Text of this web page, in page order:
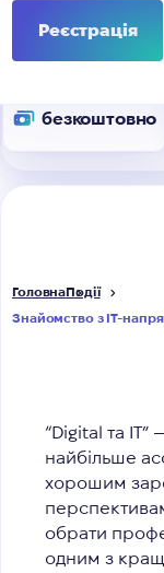
Реєстрація
безкоштовно
ГоловнаПодії
Знайомство з IT-
“Digital та IT”—
найбільше
хорошим
обрати
одним з